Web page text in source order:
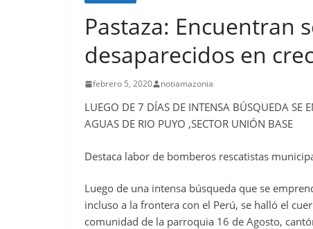
Pastaza: Encuentran
desaparecidos en
febrero 5, 2020 notiamazonia
LUEGO DE 7 DÍAS DE INTENSA BÚSQUEDA SE
AGUAS DE RIO PUYO ,SECTOR UNIÓN BASE
Destaca labor de bomberos rescatistas
Luego de una intensa búsqueda que se
incluso a la frontera con el Perú, se halló el
comunidad de la parroquia 16 de Agosto,